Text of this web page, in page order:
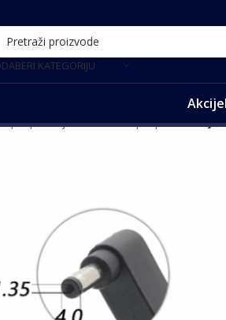
KATEGORIJU
Akcije
laptop/Punjači za Asus laptopove/